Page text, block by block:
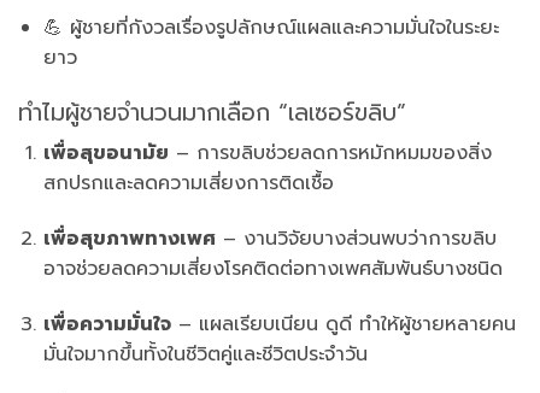
💪 ผู้ชายที่กังวลเรื่องรูปลักษณ์แผลและความมั่นใจในระยะ
ยาว
ทำไมผู้ชายจำนวนมากเลือก “เลเซอร์ขลิบ”
เพื่อสุขอนามัย – การขลิบช่วยลดการหมักหมมของสิ่ง
สกปรกและลดความเสี่ยงการติดเชื้อ
เพื่อสุขภาพทางเพศ– งานวิจัยบางส่วนพบว่าการขลิบ
อาจช่วยลดความเสี่ยงโรคติดต่อทางเพศสัมพันธ์บางชนิด
เพื่อความมั่นใจ– แผลเรียบเนียน ดูดี ทำให้ผู้ชายหลายคน
มั่นใจมากขึ้นทั้งในชีวิตคู่และชีวิตประจำวัน